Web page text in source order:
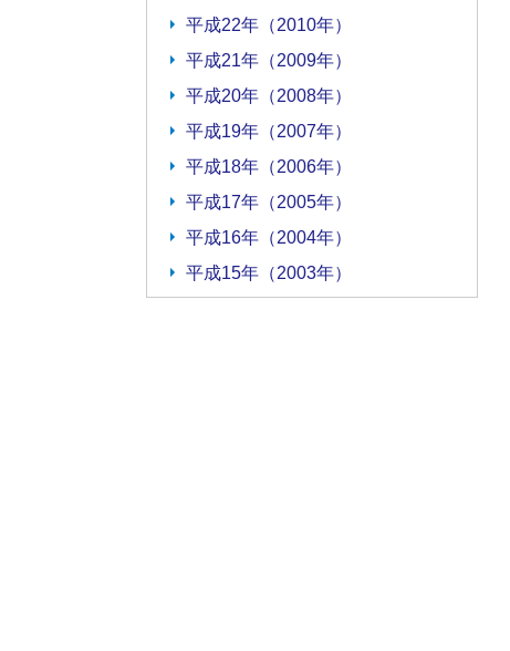
平成22年（2010年）
平成21年（2009年）
平成20年（2008年）
平成19年（2007年）
平成18年（2006年）
平成17年（2005年）
平成16年（2004年）
平成15年（2003年）